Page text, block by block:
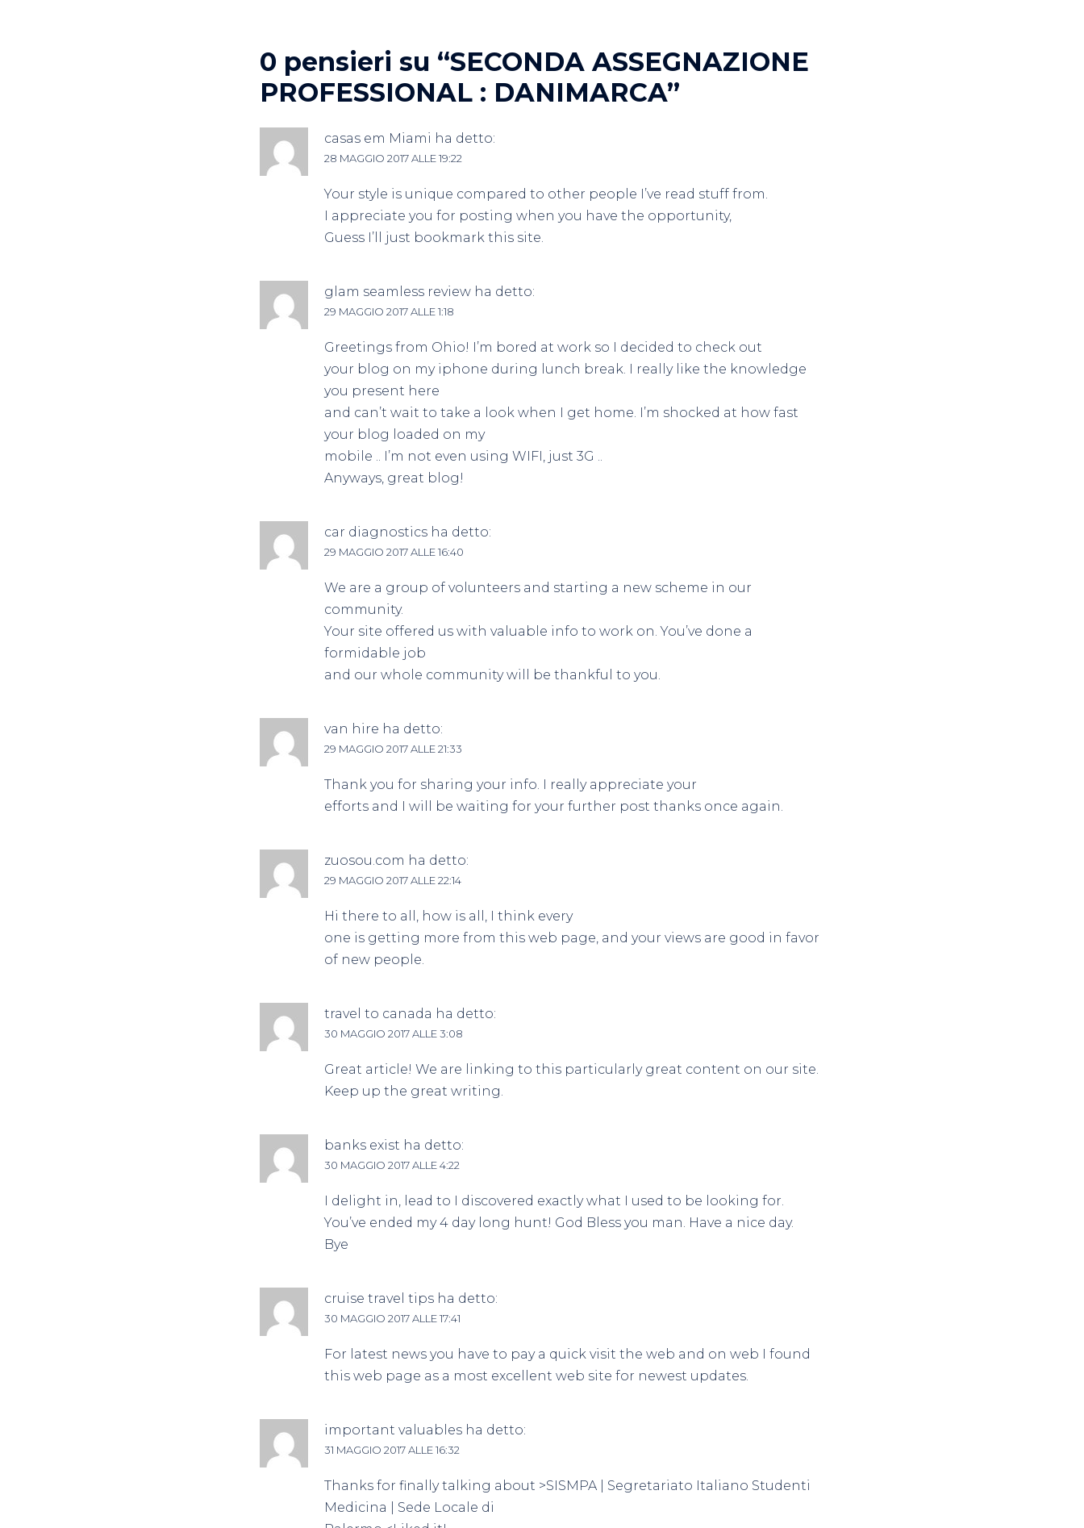
0 pensieri su “SECONDA ASSEGNAZIONE
PROFESSIONAL : DANIMARCA”
casas em Miami ha detto:
28 MAGGIO 2017 ALLE 19:22
Your style is unique compared to other people I’ve read stuff from.
I appreciate you for posting when you have the opportunity,
Guess I’ll just bookmark this site.
glam seamless review ha detto:
29 MAGGIO 2017 ALLE 1:18
Greetings from Ohio! I’m bored at work so I decided to check out
your blog on my iphone during lunch break. I really like the knowledge
you present here
and can’t wait to take a look when I get home. I’m shocked at how fast
your blog loaded on my
mobile .. I’m not even using WIFI, just 3G ..
Anyways, great blog!
car diagnostics ha detto:
29 MAGGIO 2017 ALLE 16:40
We are a group of volunteers and starting a new scheme in our
community.
Your site offered us with valuable info to work on. You’ve done a
formidable job
and our whole community will be thankful to you.
van hire ha detto:
29 MAGGIO 2017 ALLE 21:33
Thank you for sharing your info. I really appreciate your
efforts and I will be waiting for your further post thanks once again.
zuosou.com ha detto:
29 MAGGIO 2017 ALLE 22:14
Hi there to all, how is all, I think every
one is getting more from this web page, and your views are good in favor
of new people.
travel to canada ha detto:
30 MAGGIO 2017 ALLE 3:08
Great article! We are linking to this particularly great content on our site.
Keep up the great writing.
banks exist ha detto:
30 MAGGIO 2017 ALLE 4:22
I delight in, lead to I discovered exactly what I used to be looking for.
You’ve ended my 4 day long hunt! God Bless you man. Have a nice day.
Bye
cruise travel tips ha detto:
30 MAGGIO 2017 ALLE 17:41
For latest news you have to pay a quick visit the web and on web I found
this web page as a most excellent web site for newest updates.
important valuables ha detto:
31 MAGGIO 2017 ALLE 16:32
Thanks for finally talking about >SISMPA | Segretariato Italiano Studenti
Medicina | Sede Locale di